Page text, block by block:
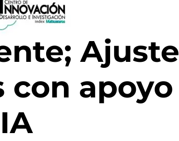
Ajuste
con apoyo